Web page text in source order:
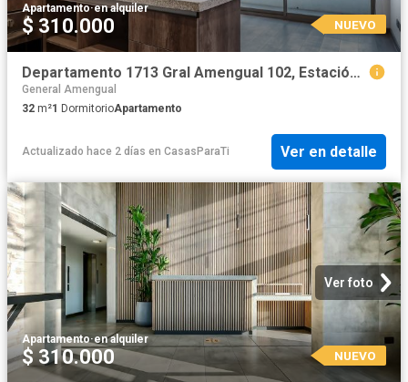
Apartamento·en alquiler
$ 310.000 NUEVO
Departamento 1713 Gral Amengual 102, Estación Central
General Amengual
32 m²1 DormitorioApartamento
Actualizado hace 2 días en CasasParaTi Ver en detalle
Ver foto
Apartamento·en alquiler
$ 310.000 NUEVO